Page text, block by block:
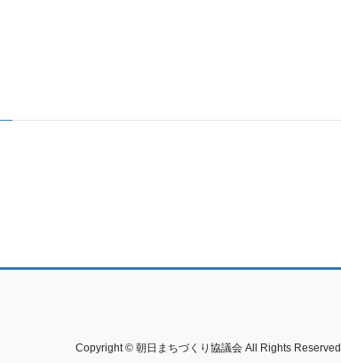
Copyright © 朝日まちづくり協議会 All Rights Reserved.